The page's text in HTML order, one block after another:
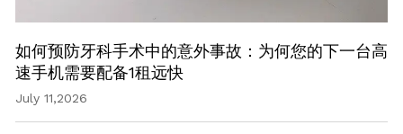
如何预防牙科手术中的意外事故：为何您的下一台高
速手机需要配备1租远快
July 11,2026